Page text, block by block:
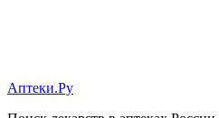
Аптеки.Ру